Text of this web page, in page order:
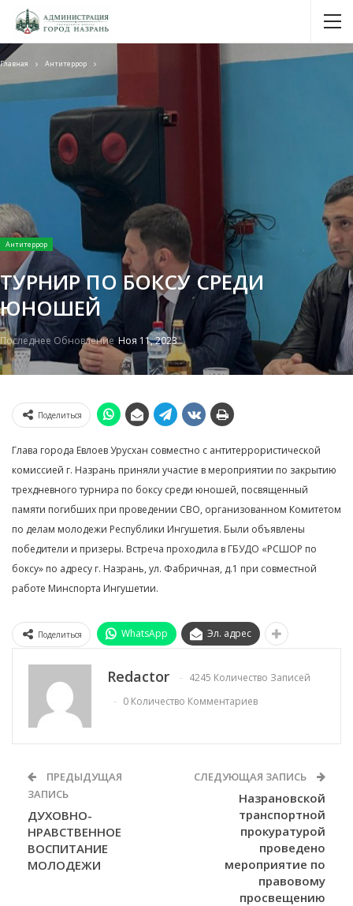
Главная Антитеррор
Антитеррор
ТУРНИР ПО БОКСУ СРЕДИ
ЮНОШЕЙ
Последнее ОбновлениеНоя 11, 2023
Поделиться
Глава города Евлоев Урусхан совместно с антитеррористической
комиссией г. Назрань приняли участие в мероприятии по закрытию
трехдневного турнира по боксу среди юношей, посвященный
памяти погибших при проведении СВО, организованном Комитетом
по делам молодежи Республики Ингушетия. Были объявлены
победители и призеры. Встреча проходила в ГБУДО «РСШОР по
боксу» по адресу г. Назрань, ул. Фабричная, д.1 при совместной
работе Минспорта Ингушетии.
Поделиться WhatsApp Эл. адрес
Redactor
4245 Количество Записей
0 Количество Комментариев
ПРЕДЫДУЩАЯ
ЗАПИСЬ
ДУХОВНО-
НРАВСТВЕННОЕ
ВОСПИТАНИЕ
МОЛОДЕЖИ
СЛЕДУЮЩАЯ ЗАПИСЬ
Назрановской
транспортной
прокуратурой
проведено
мероприятие по
правовому
просвещению